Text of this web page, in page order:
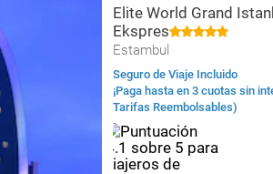
Elite World Grand
Ekspres
Estambul
Seguro de Viaje Incluido
¡Paga hasta en 3 cuotas sin
Tarifas Reembolsables)